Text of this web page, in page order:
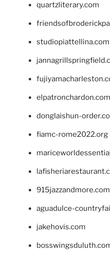
quartzliterary.com
studiopiattellina.com
elpatronchardon.com
donglaishun-
fiamc-rome2022.org
915jazzandmore.com
aguadulce-
jakehovis.com